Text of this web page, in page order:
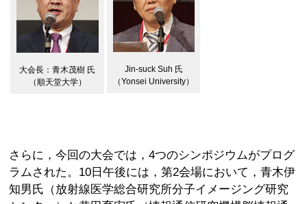
大会長：青木茂樹 氏
（順天堂大学）
Jin-suck Suh 氏
（Yonsei University）
さらに，今回の大会では，4つのシンポジウムがプログ
ラムされた。10日午後には，第2会場において，青木伊
知男氏（放射線医学総合研究所分子イメージング研究